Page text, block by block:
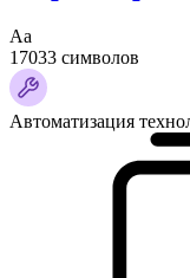
Аа
17033 символов
Автоматизация